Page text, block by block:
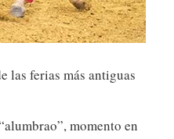
las ferias más antiguas
momento en